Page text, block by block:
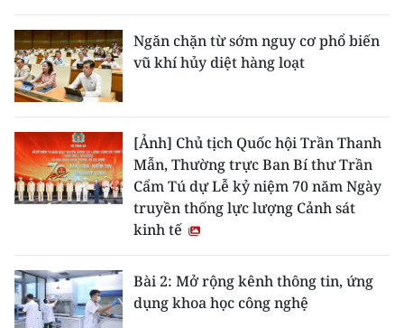
Ngăn chặn từ sớm nguy cơ phổ biến
vũ khí hủy diệt hàng loạt
[Ảnh] Chủ tịch Quốc hội Trần Thanh
Mẫn, Thường trực Ban Bí thư Trần
Cẩm Tú dự Lễ kỷ niệm 70 năm Ngày
truyền thống lực lượng Cảnh sát
kinh tế
Bài 2: Mở rộng kênh thông tin, ứng
dụng khoa học công nghệ